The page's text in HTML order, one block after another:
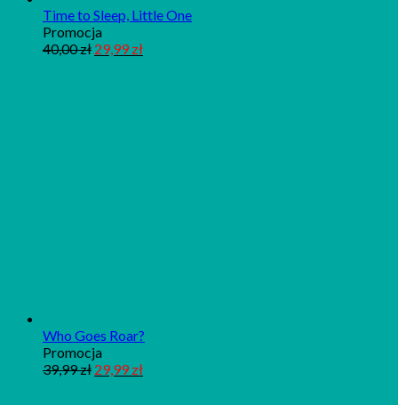
Time to Sleep, Little One
PromocjaProdukt
w
40,00zł 29,99zł
Who Goes Roar?
PromocjaProdukt
w
39,99zł 29,99zł